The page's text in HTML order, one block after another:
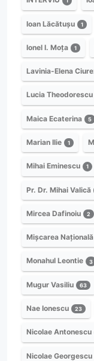
Ioan Lăcătușu 1
Ionel I. Moța 1
Lavinia-Elena
Lucia Theodorescu
Maica Ecaterina 5
Marian Ilie 1
Mihai Eminescu 1
Pr. Dr. Mihai Valică
Mircea Dafinoiu 2
Mișcarea
Monahul Leontie 3
Mugur Vasiliu 63
Nae Ionescu 23
Nicolae Antonescu
Nicolae Georgescu